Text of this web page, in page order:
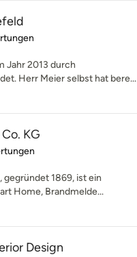
4.7 von 5 Sternen
Jahr 2013 durch
Herr Meier selbst hat bere...
KG
5 von 5 Sternen
gegründet 1869, ist ein
Home, Brandmelde...
Design